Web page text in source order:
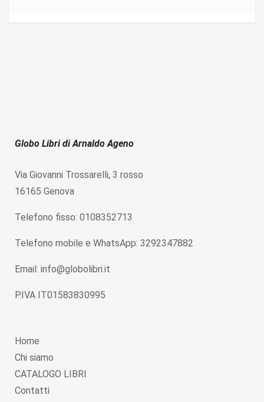
Globo Libri di Arnaldo Ageno
Via Giovanni Trossarelli, 3 rosso
16165 Genova
Telefono fisso: 0108352713
Telefono mobile e WhatsApp: 3292347882
Email: info@globolibri.it
P.IVA IT01583830995
Home
Chi siamo
CATALOGO LIBRI
Contatti